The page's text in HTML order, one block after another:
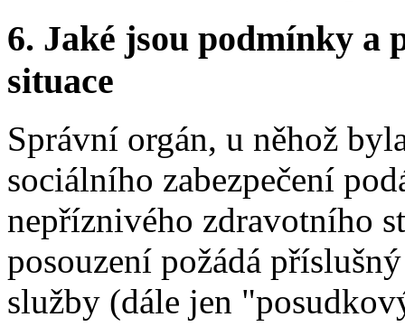
6. Jaké jsou podmínky a
situace
Správní orgán, u něhož
sociálního zabezpečení
nepříznivého zdravotního
posouzení požádá
služby (dále jen